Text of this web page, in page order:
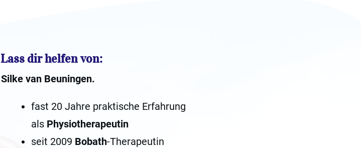
Lass dir helfen von:
Silke van Beuningen.
fast 20 Jahre praktische Erfahrung
als Physiotherapeutin
seit 2009 Bobath-Therapeutin